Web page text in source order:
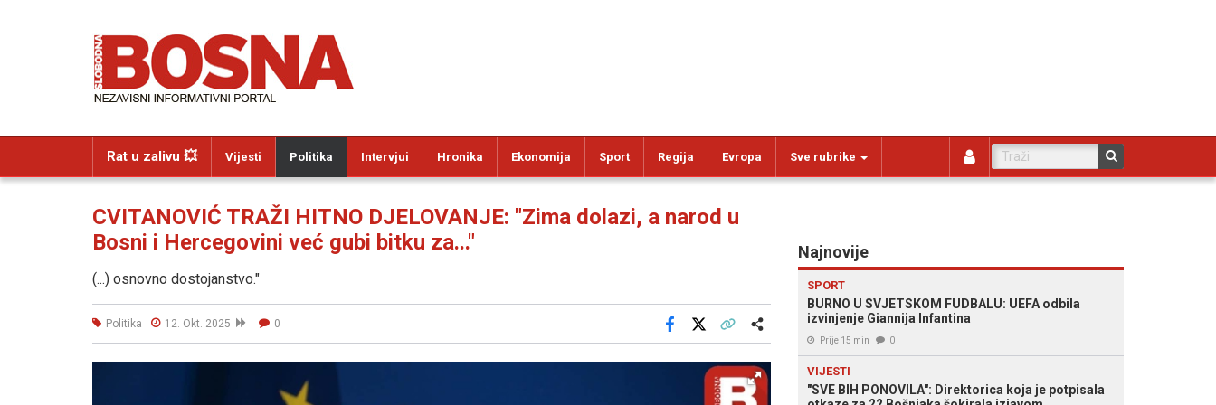
Rat u zalivu 💥 Vijesti Politika Intervjui Hronika Ekonomija Sport Regija Evropa Sve rubrike
CVITANOVIĆ TRAŽI HITNO DJELOVANJE: "Zima dolazi, a narod u
Bosni i Hercegovini već gubi bitku za..."
(...) osnovno dostojanstvo."
Politika 12. Okt. 2025 0
Facebook
Najnovije
SPORT
BURNO U SVJETSKOM FUDBALU: UEFA odbila
izvinjenje Giannija Infantina
Prije 15 min 0
VIJESTI
"SVE BIH PONOVILA": Direktorica koja je potpisala